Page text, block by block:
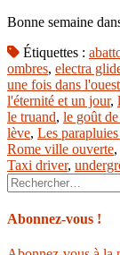
Bonne semaine
Étiquettes :
ombres, electra
une fois dans l'ouest
l'éternité et un jour,
le truand, le goût
lève, Les
Rome ville ouverte,
Taxi driver,
Rechercher :
Abonnez-vous !